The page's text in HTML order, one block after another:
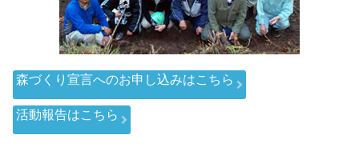
森づくり宣言へのお申し込みはこちら
活動報告はこちら